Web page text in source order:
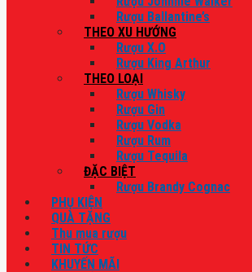
Rượu Ballantine’s
THEO XU HƯỚNG
Rượu X.O
Rượu King Arthur
THEO LOẠI
Rượu Whisky
Rượu Gin
Rượu Vodka
Rượu Rum
Rượu Tequila
ĐẶC BIỆT
Rượu Brandy Cognac
PHỤ KIỆN
QUÀ TẶNG
Thu mua rượu
TIN TỨC
KHUYẾN MÃI